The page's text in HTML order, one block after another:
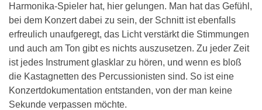
Harmonika-Spieler hat, hier gelungen. Man hat das Gefühl,
bei dem Konzert dabei zu sein, der Schnitt ist ebenfalls
erfreulich unaufgeregt, das Licht verstärkt die Stimmungen
und auch am Ton gibt es nichts auszusetzen. Zu jeder Zeit
ist jedes Instrument glasklar zu hören, und wenn es bloß
die Kastagnetten des Percussionisten sind. So ist eine
Konzertdokumentation entstanden, von der man keine
Sekunde verpassen möchte.